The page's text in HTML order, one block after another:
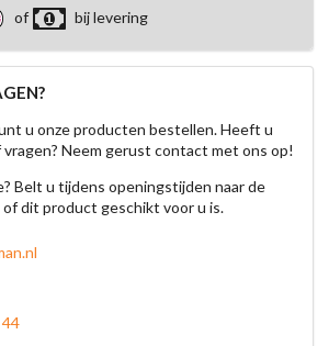
of bij levering
u onze producten bestellen. Heeft u
Neem gerust contact met ons op!
Belt u tijdens openingstijden naar de
dit product geschikt voor u is.